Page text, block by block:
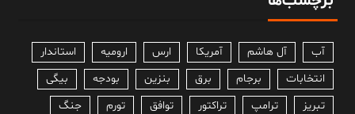
آب آل هاشم آمریکا ارس ارومیه
استاندار
انتخابات
برجام برق بنزین بودجه
بیگی
تبریز
ترامپ تراکتور توافق تورم
جنگ